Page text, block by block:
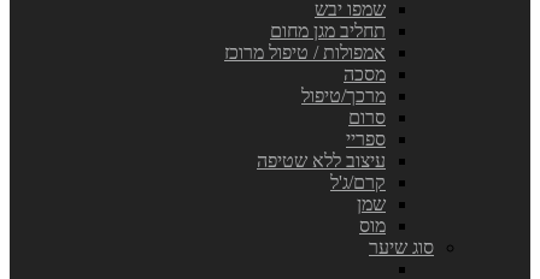
שמפו יבש
תחליב מגן מחום
אמפולות / טיפול מרוכז
מסכה
מרכך/טיפול
סרום
ספריי
עיצוב ללא שטיפה
קרם/ג'ל
שמן
מוס
סוג שיער